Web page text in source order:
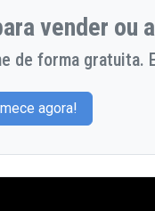
vender ou
de forma gratuita.
agora!